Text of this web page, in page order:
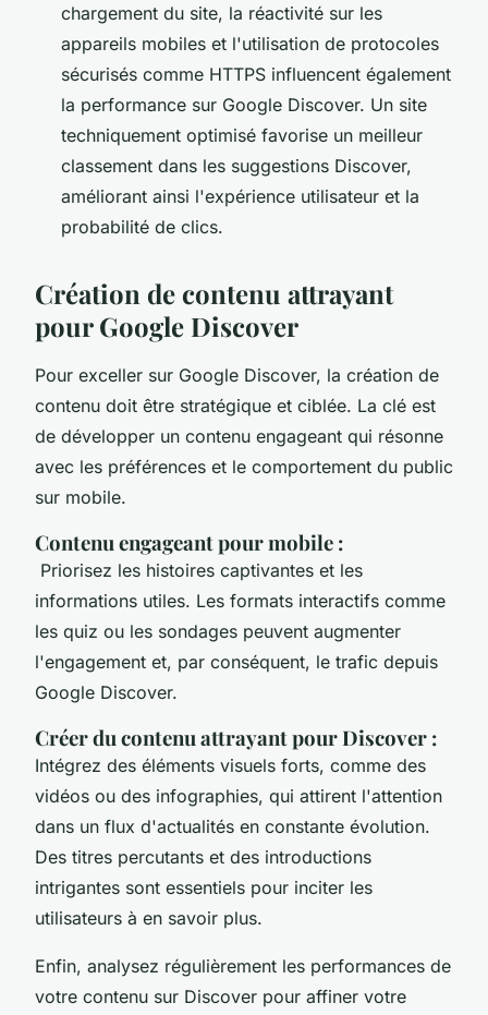
chargement du site, la réactivité sur les
appareils mobiles et l'utilisation de protocoles
sécurisés comme HTTPS influencent également
la performance sur Google Discover. Un site
techniquement optimisé favorise un meilleur
classement dans les suggestions Discover,
améliorant ainsi l'expérience utilisateur et la
probabilité de clics.
Création de contenu attrayant
pour Google Discover
Pour exceller sur Google Discover, la création de
contenu doit être stratégique et ciblée. La clé est
de développer un contenu engageant qui résonne
avec les préférences et le comportement du public
sur mobile.
Contenu engageant pour mobile :
Priorisez les histoires captivantes et les
informations utiles. Les formats interactifs comme
les quiz ou les sondages peuvent augmenter
l'engagement et, par conséquent, le trafic depuis
Google Discover.
Créer du contenu attrayant pour Discover :
Intégrez des éléments visuels forts, comme des
vidéos ou des infographies, qui attirent l'attention
dans un flux d'actualités en constante évolution.
Des titres percutants et des introductions
intrigantes sont essentiels pour inciter les
utilisateurs à en savoir plus.
Enfin, analysez régulièrement les performances de
votre contenu sur Discover pour affiner votre